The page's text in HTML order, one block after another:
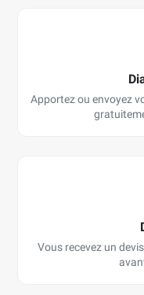
Apportez ou envoyez
Vous recevez un